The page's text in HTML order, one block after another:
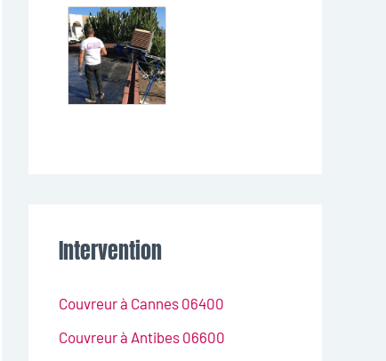
Intervention
Couvreur à Cannes 06400
Couvreur à Antibes 06600